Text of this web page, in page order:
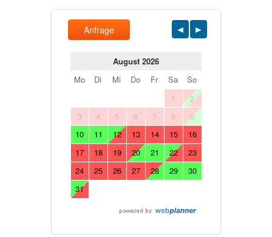
Anfrage
August 2026
Mo
Di Mi Do Fr Sa
So
1
2
3
4 5 6 7 8
9
10
11 12 13 14 15
16
17
18 19 20 21 22
23
24
25 26 27 28 29
30
31